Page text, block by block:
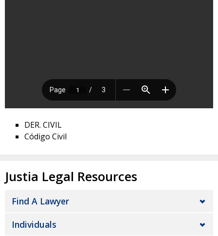
DER. CIVIL
Código Civil
Justia Legal Resources
Find A Lawyer
Individuals